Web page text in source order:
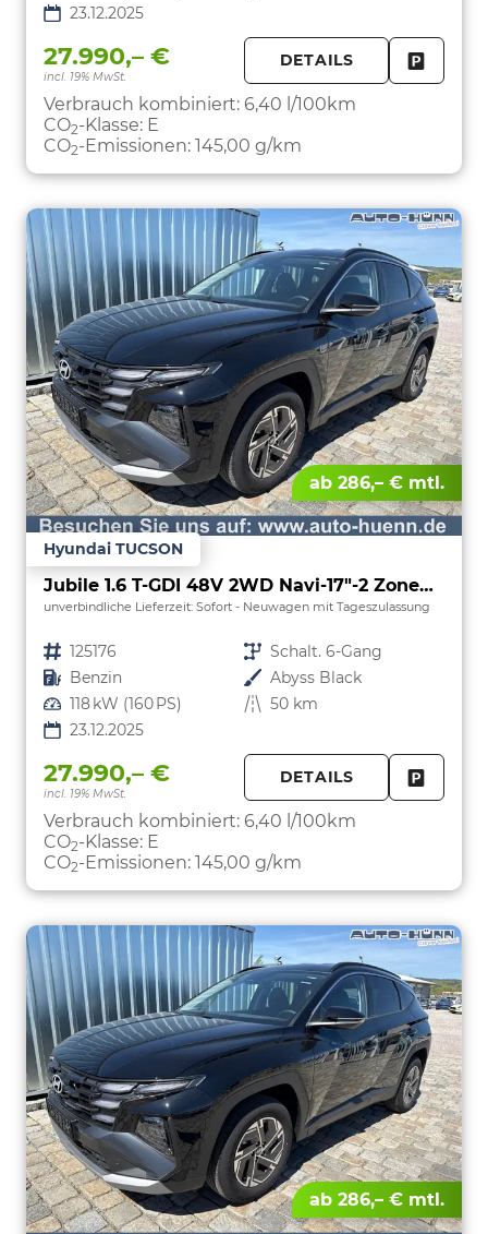
23.12.2025
27.990,– €
incl. 19% MwSt.
DETAILS
Verbrauch kombiniert: 6,40 l/100km
CO2-Klasse: E
CO2-Emissionen: 145,00 g/km
ab 286,– € mtl.
Hyundai TUCSON
Jubile 1.6 T-GDI 48V 2WD Navi-17"-2 Zonen Klimaautomatik-LED-Kamera-Sofort
unverbindliche Lieferzeit: Sofort Neuwagen mit Tageszulassung
Fahrzeugnr. 125176 Getriebe Schalt. 6-Gang
Kraftstoff Benzin Außenfarbe Abyss Black
Leistung 118 kW (160 PS) Kilometerstand 50 km
23.12.2025
27.990,– €
incl. 19% MwSt.
DETAILS
Verbrauch kombiniert: 6,40 l/100km
CO2-Klasse: E
CO2-Emissionen: 145,00 g/km
ab 286,– € mtl.